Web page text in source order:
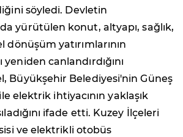
söyledi. Devletin
yürütülen konut, altyapı, sağlık,
dönüşüm yatırımlarının
canlandırdığını
Büyükşehir Belediyesi'nin Güneş
elektrik ihtiyacının yaklaşık
ifade etti. Kuzey İlçeleri
ve elektrikli otobüs